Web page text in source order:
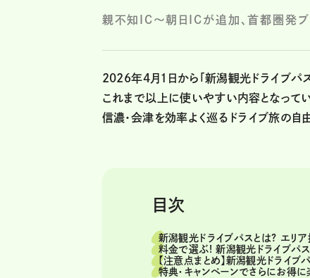
親不知IC～朝日ICが追加、首都圏発
2026年4月1日から「新潟観光ドライブパ
これまで以上に使いやすい内容となって
信濃・会津を効率よく巡るドライブ旅の自
目次
新潟観光ドライブパスとは? エリ
料金で選ぶ! 新潟観光ドライブパ
【注意点まとめ】新潟観光ドライブ
特典・キャンペーンでさらにお得